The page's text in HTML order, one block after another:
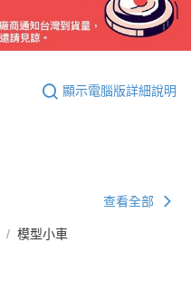
顯示電腦版詳細說明
查看全部
模型小車